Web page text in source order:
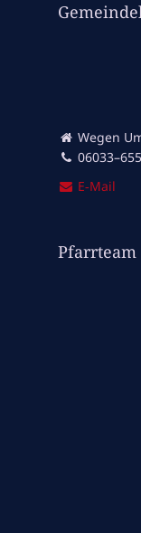
Wegen
E‑Mail
Pfarrteam